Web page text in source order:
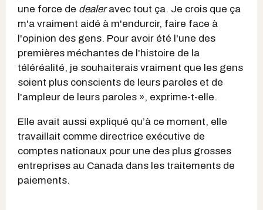
une force de dealeravec tout ça. Je crois que ça
m'a vraiment aidé à m'endurcir, faire face à
l'opinion des gens. Pour avoir été l'une des
premières méchantes de l'histoire de la
téléréalité, je souhaiterais vraiment que les gens
soient plus conscients de leurs paroles et de
l'ampleur de leurs paroles », exprime-t-elle.
Elle avait aussi expliqué qu’à ce moment, elle
travaillait comme directrice exécutive de
comptes nationaux pour une des plus grosses
entreprises au Canada dans les traitements de
paiements.